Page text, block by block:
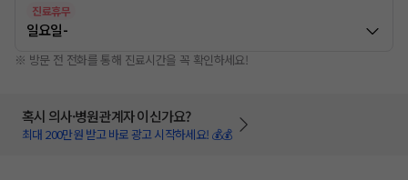
진료휴무
일요일-
※ 방문 전 전화를 통해 진료시간을 꼭 확인하세요!
혹시 의사·병원관계자 이신가요?
최대 200만원 받고 바로 광고 시작하세요! 💰💰